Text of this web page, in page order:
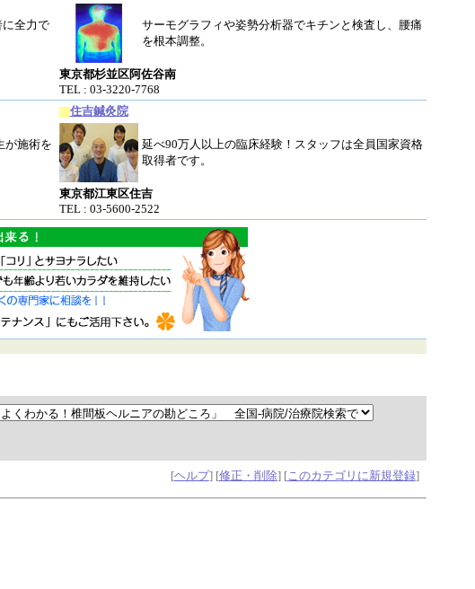
全力で
サーモグラフィや姿勢分析器でキチンと検査し、腰痛
を根本調整。
東京都杉並区阿佐谷南
TEL : 03-3220-7768
が施術を
住吉鍼灸院
延べ90万人以上の臨床経験！スタッフは全員国家資格
取得者です。
東京都江東区住吉
TEL : 03-5600-2522
[ヘルプ] [修正・削除] [このカテゴリに新規登録]